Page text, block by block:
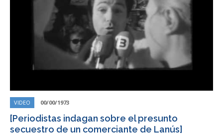
VIDEO 00/00/1973
[Periodistas indagan sobre el presunto
secuestro de un comerciante de Lanús]